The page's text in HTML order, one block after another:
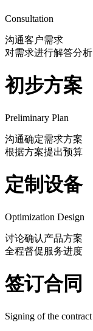
Consultation
沟通客户需求
对需求进行解答分析
初步方案
Preliminary Plan
沟通确定需求方案
根据方案提出预算
定制设备
Optimization Design
讨论确认产品方案
全程督促服务进度
签订合同
Signing of the contract